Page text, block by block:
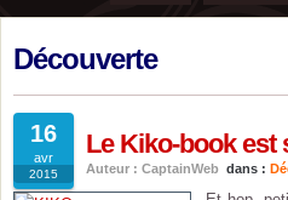
Découverte
16
avr
2015
Le Kiko-book est
Auteur : CaptainWeb dans :